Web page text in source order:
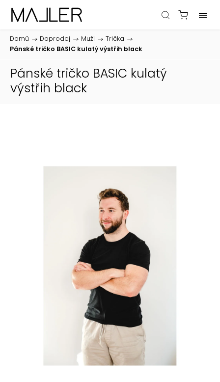
Domů / Doprodej / Muži / Trička /
Pánské tričko BASIC kulatý výstřih black
Pánské tričko BASIC kulatý
výstřih black